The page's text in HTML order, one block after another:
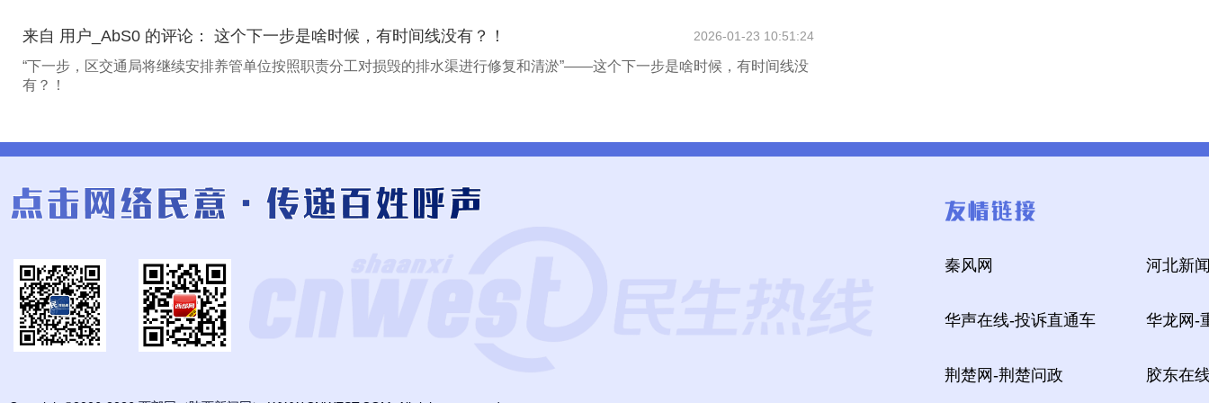
来自 用户_AbS0 的评论： 这个下一步是啥时候，有时间线没有？！ 2026-01-23 10:51:24
“下一步，区交通局将继续安排养管单位按照职责分工对损毁的排水渠进行修复和清淤”——这个下一步是啥时候，有时间线没
有？！
秦风网 河北新
华声在线-投诉直通车 华龙网-
荆楚网-荆楚问政 胶东在